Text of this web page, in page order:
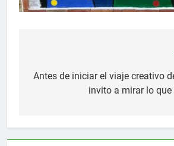
de
Antes de iniciar el viaje creativo
invito a mirar lo que